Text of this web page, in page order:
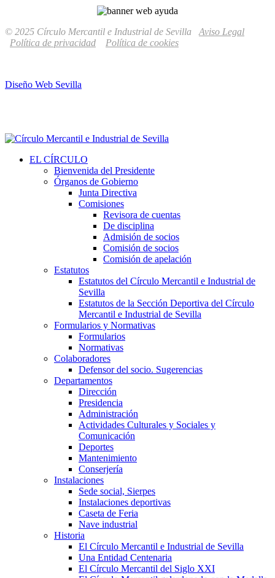
© 2025 Círculo Mercantil e Industrial de Sevilla Aviso Legal
Política de privacidad
Política de cookies
Diseño Web Sevilla
EL CÍRCULO
Bienvenida del Presidente
Órganos de Gobierno
Junta Directiva
Comisiones
Revisora de cuentas
De disciplina
Admisión de socios
Comisión de socios
Comisión de apelación
Estatutos
Estatutos del Círculo Mercantil e Industrial de
Sevilla
Estatutos de la Sección Deportiva del Círculo
Mercantil e Industrial de Sevilla
Formularios y Normativas
Formularios
Normativas
Colaboradores
Defensor del socio. Sugerencias
Departamentos
Dirección
Presidencia
Administración
Actividades Culturales y Sociales y
Comunicación
Deportes
Mantenimiento
Conserjería
Instalaciones
Sede social, Sierpes
Instalaciones deportivas
Caseta de Feria
Nave industrial
Historia
El Círculo Mercantil e Industrial de Sevilla
Una Entidad Centenaria
El Círculo Mercantil del Siglo XXI